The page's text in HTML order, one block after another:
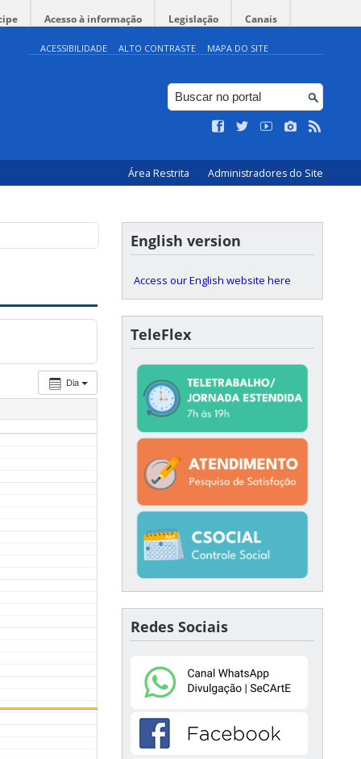
Acesso à informação Legislação Canais
ACESSIBILIDADE ALTO CONTRASTE MAPA DO SITE
Área Restrita Administradores do Site
Dia
English version
Access our English website here
TeleFlex
Redes Sociais